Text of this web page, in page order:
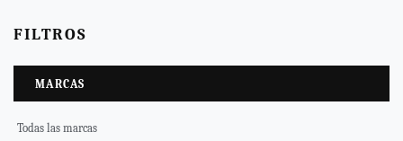
FILTROS
MARCAS
Todas las marcas